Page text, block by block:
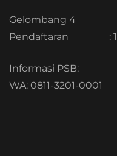
Gelombang 4
Pendaftaran
:
Informasi PSB:
WA: 0811-3201-0001